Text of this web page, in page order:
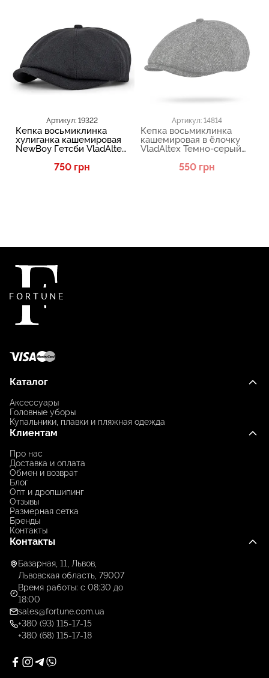
Артикул: 19322
Кепка восьмиклинка
хулиганка кашемировая
NewBoy Гетсби VladAltex
750 грн
Артикул: 14814
Кепка восьмиклинка
кашемировая в ёлочку
VladAltex Темно-серый
550 грн
Каталог
Аксессуары
Головные уборы
Купальники, плавки и пляжная одежда
Клиентам
Про нас
Доставка и оплата
Обмен и возврат
Блог
Опт и дропшипинг
Отзывы
Размерная сетка
Бренды
Контакты
Контакты
Базарная, 11, Львов,
Львовская область, 79007
Время работы: с 08:30 до
18:00
sales@fortune.com.ua
+380 (93) 115-17-15
+380 (68) 115-17-18